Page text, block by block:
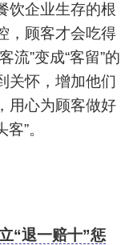
饮企业生存的根
，顾客才会吃得
流”变成“客留”的
关怀，增加他们
用心为顾客做好
”。
“退一赔十”惩